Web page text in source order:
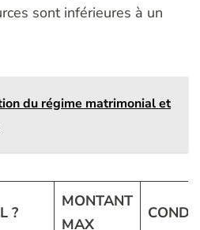
sont inférieures à un
du régime matrimonial et
?
MONTANT
MAX